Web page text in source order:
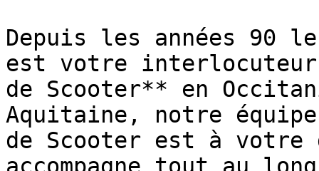
Depuis les années 90
est votre
de Scooter** en
Aquitaine, notre
de Scooter est à